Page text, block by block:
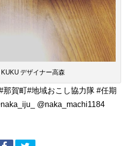
デザイナー高森
賀町#地域おこし協力隊 #任期
@naka_machi1184